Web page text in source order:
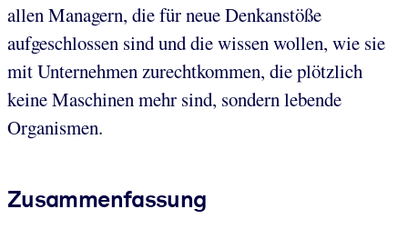
allen Managern, die für neue Denkanstöße
aufgeschlossen sind und die wissen wollen, wie sie
mit Unternehmen zurechtkommen, die plötzlich
keine Maschinen mehr sind, sondern lebende
Organismen.
Zusammenfassung